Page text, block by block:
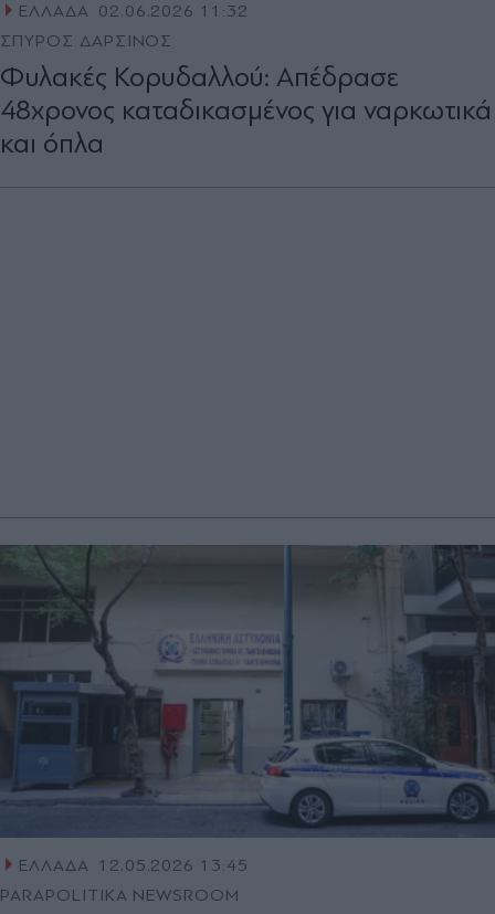
ΕΛΛΑΔΑ 02.06.2026 11:32
ΣΠΥΡΟΣ ΔΑΡΣΙΝΟΣ
Φυλακές Κορυδαλλού: Απέδρασε
48χρονος καταδικασμένος για ναρκωτικά
και όπλα
ΕΛΛΑΔΑ 12.05.2026 13:45
PARAPOLITIKA NEWSROOM